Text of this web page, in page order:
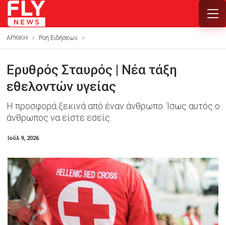
ΑΡΧΙΚΗ Ροή Ειδήσεων
Ερυθρός Σταυρός | Νέα τάξη
εθελοντών υγείας
Η προσφορά ξεκινά από έναν άνθρωπο. Ίσως αυτός ο
άνθρωπος να είστε εσείς.
Ιούλ 9, 2026